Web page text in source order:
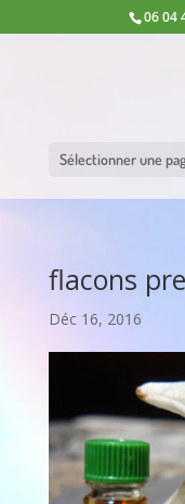
06 04
Sélectionner une
flacons
Déc 16, 2016